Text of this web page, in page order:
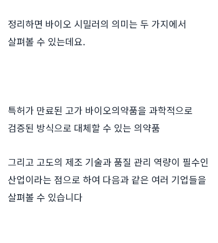
정리하면 바이오 시밀러의 의미는 두 가지에서
살펴볼 수 있는데요.
특허가 만료된 고가 바이오의약품을 과학적으로
검증된 방식으로 대체할 수 있는 의약품
그리고 고도의 제조 기술과 품질 관리 역량이 필수인
산업이라는 점으로 하여 다음과 같은 여러 기업들을
살펴볼 수 있습니다